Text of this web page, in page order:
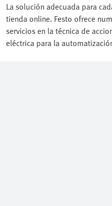
La solución adecuada para
tienda online. Festo ofrece
servicios en la técnica de
eléctrica para la